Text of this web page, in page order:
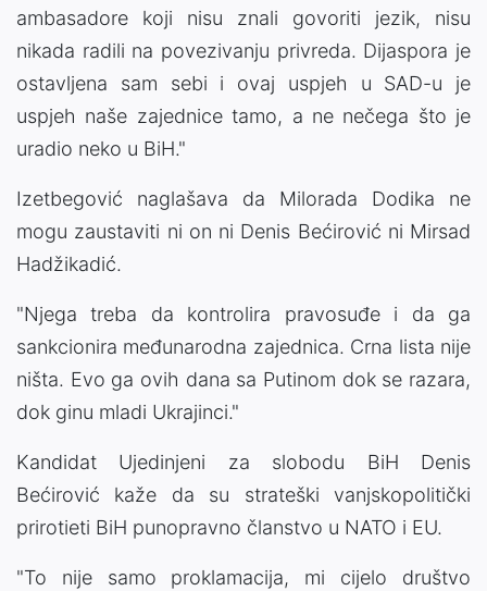
ambasadore koji nisu znali govoriti jezik, nisu
nikada radili na povezivanju privreda. Dijaspora je
ostavljena sam sebi i ovaj uspjeh u SAD-u je
uspjeh naše zajednice tamo, a ne nečega što je
uradio neko u BiH."
Izetbegović naglašava da Milorada Dodika ne
mogu zaustaviti ni on ni Denis Bećirović ni Mirsad
Hadžikadić.
"Njega treba da kontrolira pravosuđe i da ga
sankcionira međunarodna zajednica. Crna lista nije
ništa. Evo ga ovih dana sa Putinom dok se razara,
dok ginu mladi Ukrajinci."
Kandidat Ujedinjeni za slobodu BiH Denis
Bećirović kaže da su strateški vanjskopolitički
prirotieti BiH punopravno članstvo u NATO i EU.
"To nije samo proklamacija, mi cijelo društvo